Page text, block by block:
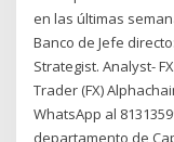
en las últimas
Banco de Jefe
Strategist. Analyst-
Trader (FX)
WhatsApp al
departamento de